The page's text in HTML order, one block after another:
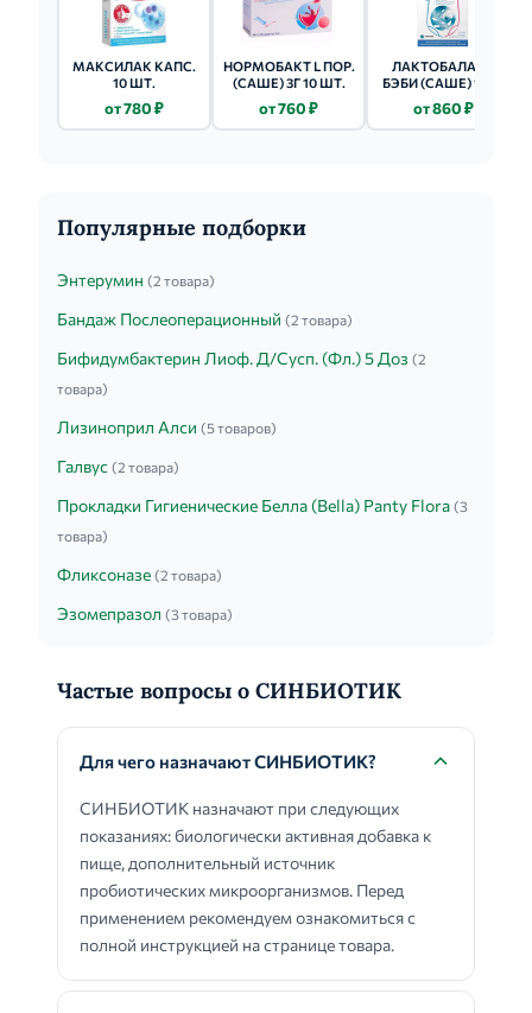
МАКСИЛАК КАПС.
10 ШТ.
от 780 ₽
НОРМОБАКТ L ПОР.
(САШЕ) 3Г 10 ШТ.
от 760 ₽
ЛАКТОБАЛАНС
БЭБИ (САШЕ) 1Г 10
от 860 ₽
Популярные подборки
Энтерумин (2 товара)
Бандаж Послеоперационный (2 товара)
Бифидумбактерин Лиоф. Д/Сусп. (Фл.) 5 Доз (2
товара)
Лизиноприл Алси (5 товаров)
Галвус (2 товара)
Прокладки Гигиенические Белла (Bella) Panty Flora (3
товара)
Фликсоназе (2 товара)
Эзомепразол (3 товара)
Частые вопросы о СИНБИОТИК
Для чего назначают СИНБИОТИК?
СИНБИОТИК назначают при следующих
показаниях: биологически активная добавка к
пище, дополнительный источник
пробиотических микроорганизмов. Перед
применением рекомендуем ознакомиться с
полной инструкцией на странице товара.